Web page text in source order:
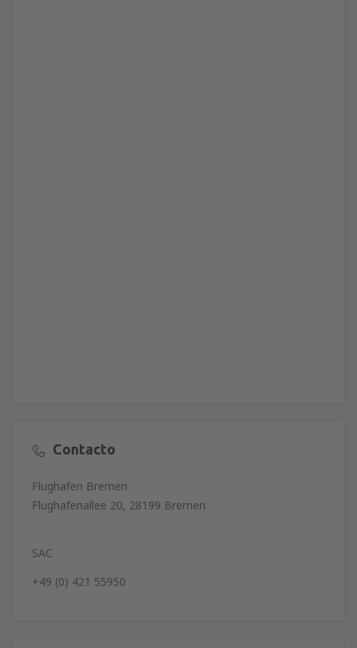
Contacto
Flughafen Bremen
Flughafenallee 20, 28199 Bremen
SAC
+49 (0) 421 55950